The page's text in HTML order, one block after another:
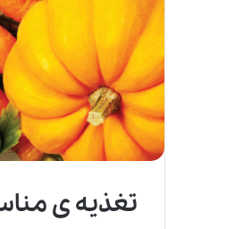
تغذیه ی